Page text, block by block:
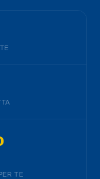
TE